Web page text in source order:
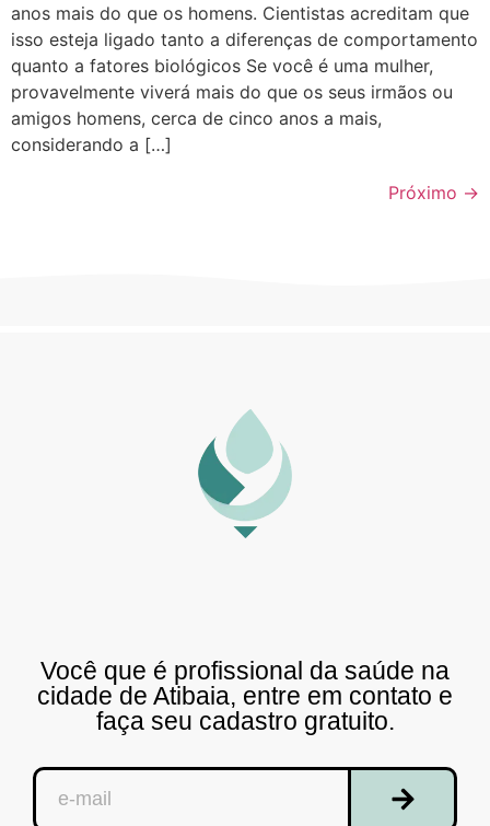
anos mais do que os homens. Cientistas acreditam que
isso esteja ligado tanto a diferenças de comportamento
quanto a fatores biológicos Se você é uma mulher,
provavelmente viverá mais do que os seus irmãos ou
amigos homens, cerca de cinco anos a mais,
considerando a […]
Próximo →
Você que é profissional da saúde na
cidade de Atibaia, entre em contato e
faça seu cadastro gratuito.